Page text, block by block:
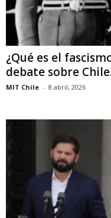
¿Qué es el
debate sobre
MIT Chile - 8 abril, 2026